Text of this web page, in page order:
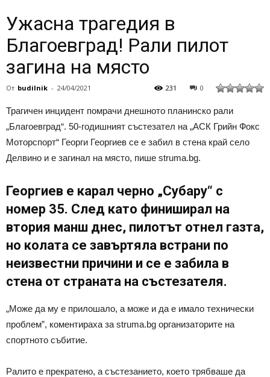
Ужасна трагедия в
Благоевград! Рали пилот
загина на място
От budilnik - 24/04/2021 0
231
Трагичен инцидент помрачи днешното планинско рали
„Благоевград“. 50-годишният състезател на „АСК Грийн Фокс
Моторспорт“ Георги Георгиев се е забил в стена край село
Делвино и е загинал на място, пише struma.bg.
Георгиев е карал черно „Субару“ с
номер 35. След като финиширал на
втория манш днес, пилотът отнел газта,
но колата се завъртяла встрани по
неизвестни причини и се е забила в
стена от страната на състезателя.
„Може да му е прилошало, а може и да е имало технически
проблем”, коментираха за struma.bg организаторите на
спортното събитие.
Ралито е прекратено, а състезанието, което трябваше да